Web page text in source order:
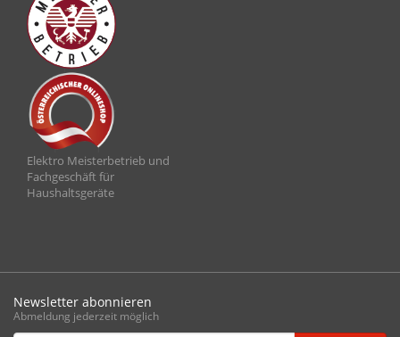
Elektro Meisterbetrieb und
Fachgeschäft für
Haushaltsgeräte
Newsletter abonnieren
Abmeldung jederzeit möglich